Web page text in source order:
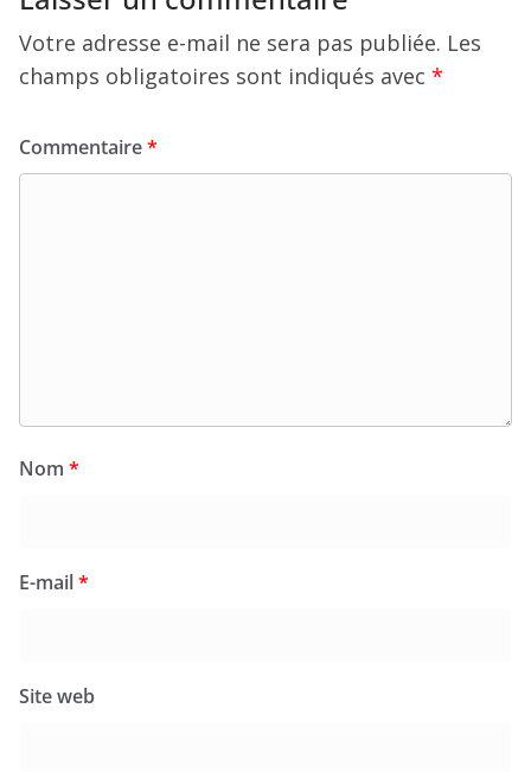
Votre adresse e-mail ne sera pas publiée. Les
champs obligatoires sont indiqués avec *
Commentaire*
Nom *
E-mail*
Site web